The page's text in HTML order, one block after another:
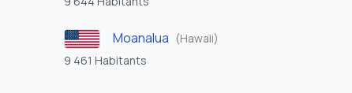
Moanalua (Hawaii)
9 461 Habitants